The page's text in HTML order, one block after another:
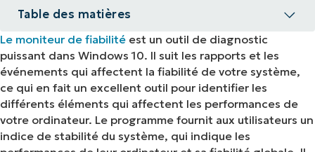
Table des matières
Comment effacer l’historique du moniteur de
fiabilité de Windows
Méthodes alternatives pour effacer l’historique
du moniteur de fiabilité de Windows
Résolution des problèmes courants liés à
Le moniteur de fiabilité est un outil de diagnostic
puissant dans Windows 10. Il suit les rapports et les
événements qui affectent la fiabilité de votre système,
ce qui en fait un excellent outil pour identifier les
différents éléments qui affectent les performances de
votre ordinateur. Le programme fournit aux utilisateurs un
indice de stabilité du système, qui indique les